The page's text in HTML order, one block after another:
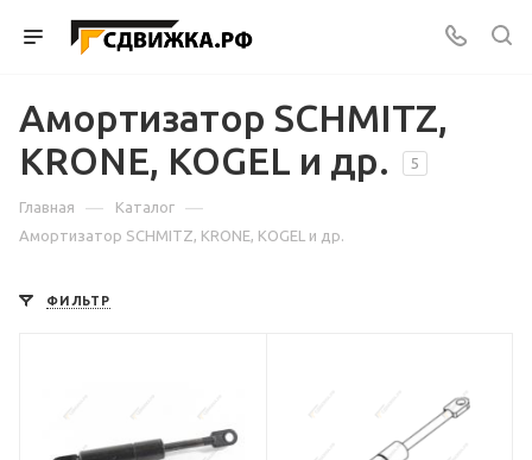
Амортизатор SCHMITZ,
KRONE, KOGEL и др.
5
Главная — Каталог —
Амортизатор SCHMITZ, KRONE, KOGEL и др.
ФИЛЬТР